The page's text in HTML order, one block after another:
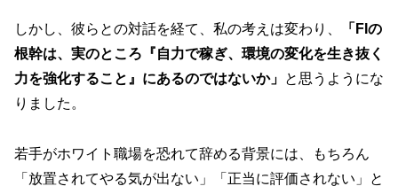
しかし、彼らとの対話を経て、私の考えは変わり、
「FIの
根幹は、実のところ『自力で稼ぎ、環境の変化を生き抜く
力を強化すること』にあるのではないか」 と思うようにな
りました。
若手がホワイト職場を恐れて辞める背景には、もちろん
「放置されてやる気が出ない」「正当に評価されない」と